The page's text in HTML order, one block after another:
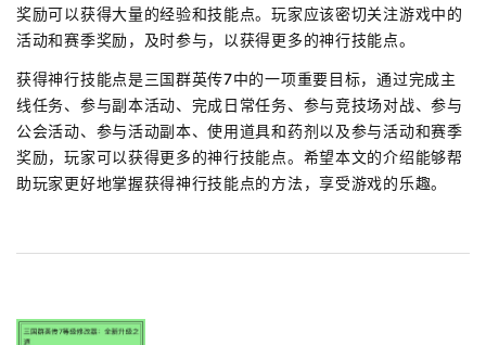
奖励可以获得大量的经验和技能点。玩家应该密切关注游戏中的
活动和赛季奖励，及时参与，以获得更多的神行技能点。
获得神行技能点是三国群英传7中的一项重要目标，通过完成主
线任务、参与副本活动、完成日常任务、参与竞技场对战、参与
公会活动、参与活动副本、使用道具和药剂以及参与活动和赛季
奖励，玩家可以获得更多的神行技能点。希望本文的介绍能够帮
助玩家更好地掌握获得神行技能点的方法，享受游戏的乐趣。